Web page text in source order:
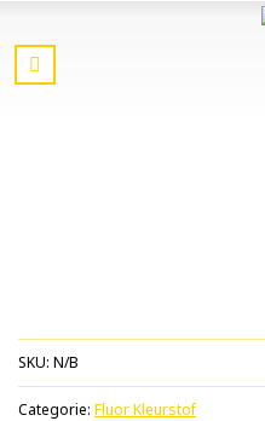
SKU: N/B
Categorie: Fluor Kleurstof